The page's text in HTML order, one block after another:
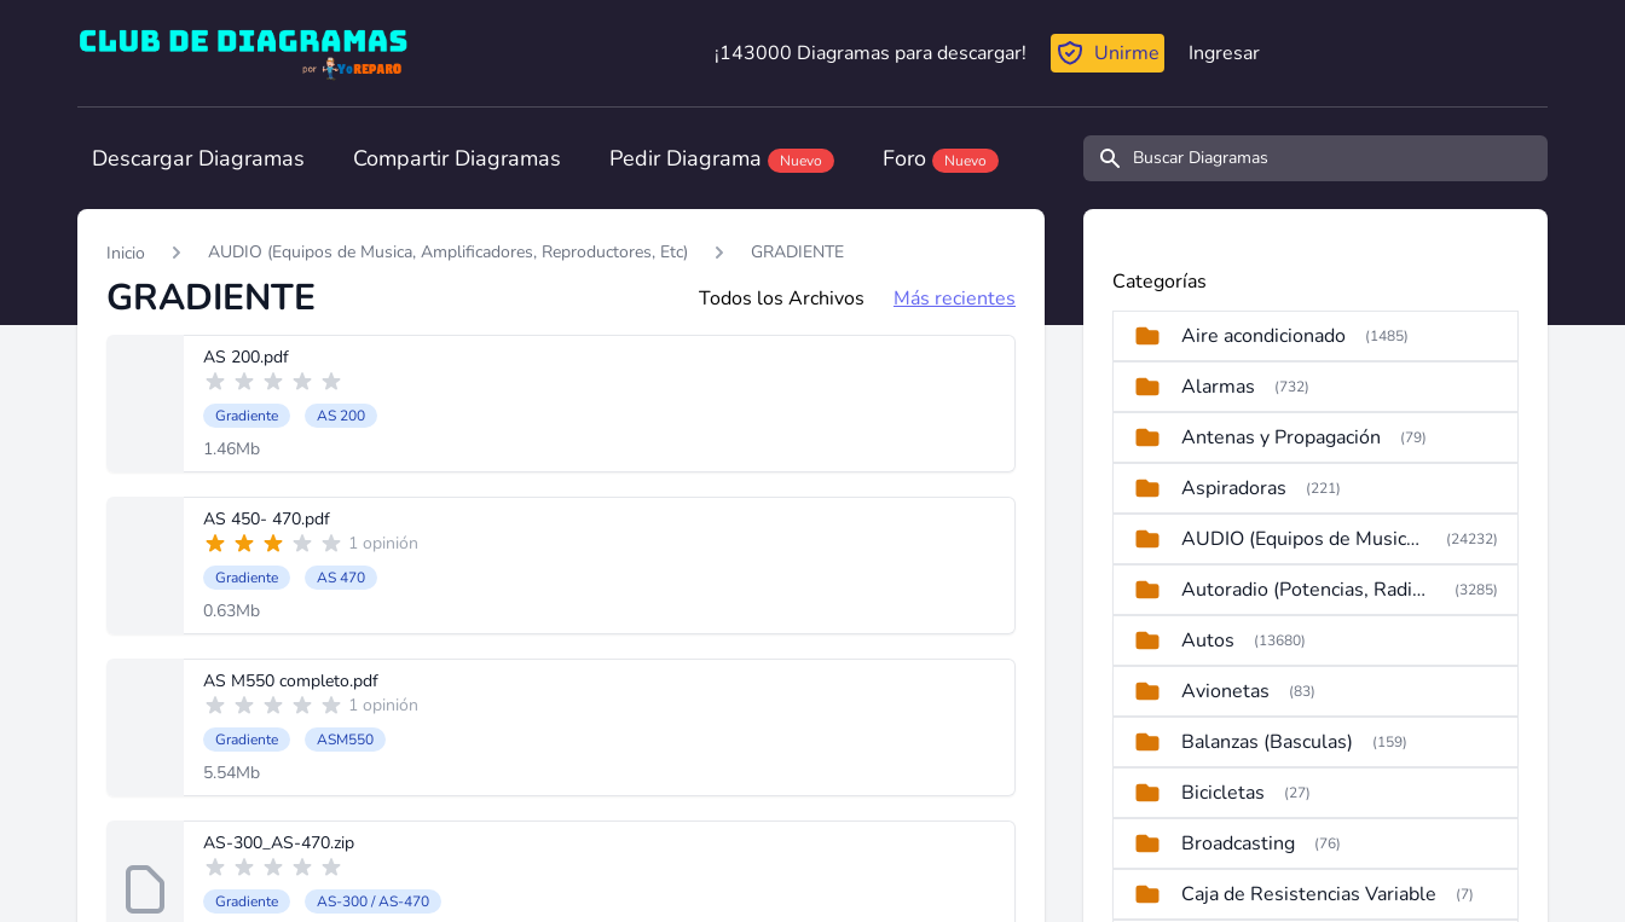
Club de Diagramas
¡143000 Diagramas para descargar!
¡143000 Diagramas para descargar! Unirme Ingresar
Descargar Diagramas Compartir Diagramas Pedir Diagrama Nuevo Foro Nuevo Buscar diagramas y manuales
Inicio AUDIO (Equipos de Musica, Amplificadores, Reproductores, Etc) GRADIENTE
GRADIENTE Todos los Archivos Más recientes
AS 200.pdf
Gradiente AS 200
1.46Mb
AS 450- 470.pdf
1 opinión
Gradiente AS 470
0.63Mb
AS M550 completo.pdf
1 opinión
Gradiente ASM550
5.54Mb
AS-300_AS-470.zip
Gradiente AS-300 / AS-470
Categorías
Aire acondicionado (1485)
Alarmas (732)
Antenas y Propagación (79)
Aspiradoras (221)
AUDIO (Equipos de Musica, Amplificadores, Reproductores, Etc) (24232)
Autoradio (Potencias, Radios y DVD) (3285)
Autos (13680)
Avionetas (83)
Balanzas (Basculas) (159)
Bicicletas (27)
Broadcasting (76)
Caja de Resistencias Variable (7)